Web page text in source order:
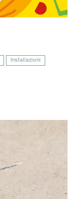
Installazioni